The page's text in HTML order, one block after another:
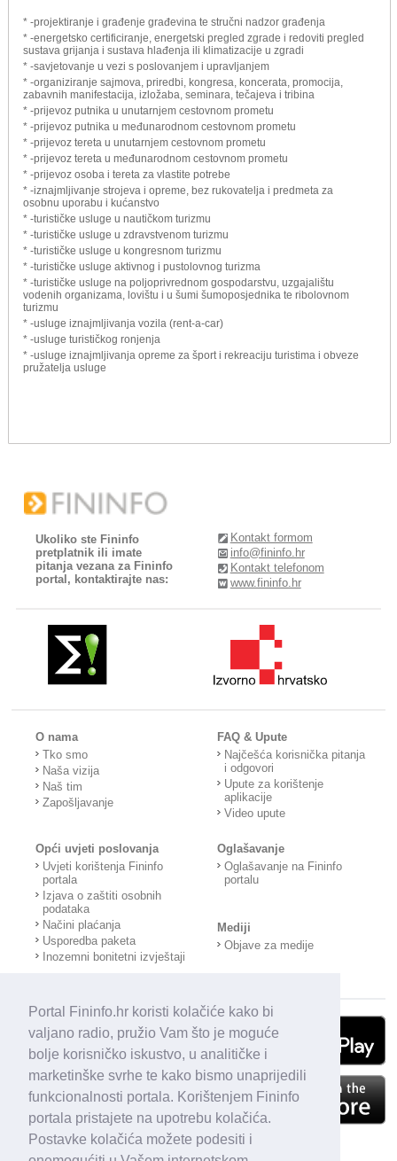
Portal Fininfo.hr koristi kolačiće kako bi
valjano radio, pružio Vam što je moguće
bolje korisničko iskustvo, u analitičke i
marketinške svrhe te kako bismo unaprijedili
funkcionalnosti portala. Korištenjem Fininfo
portala pristajete na upotrebu kolačića.
Postavke kolačića možete podesiti i
* -projektiranje i građenje građevina te stručni nadzor građenja
* -energetsko certificiranje, energetski pregled zgrade i redoviti pregled
sustava grijanja i sustava hlađenja ili klimatizacije u zgradi
* -savjetovanje u vezi s poslovanjem i upravljanjem
* -organiziranje sajmova, priredbi, kongresa, koncerata, promocija,
zabavnih manifestacija, izložaba, seminara, tečajeva i tribina
* -prijevoz putnika u unutarnjem cestovnom prometu
* -prijevoz putnika u međunarodnom cestovnom prometu
* -prijevoz tereta u unutarnjem cestovnom prometu
* -prijevoz tereta u međunarodnom cestovnom prometu
* -prijevoz osoba i tereta za vlastite potrebe
* -iznajmljivanje strojeva i opreme, bez rukovatelja i predmeta za
osobnu uporabu i kućanstvo
* -turističke usluge u nautičkom turizmu
* -turističke usluge u zdravstvenom turizmu
* -turističke usluge u kongresnom turizmu
* -turističke usluge aktivnog i pustolovnog turizma
* -turističke usluge na poljoprivrednom gospodarstvu, uzgajalištu
vodenih organizama, lovištu i u šumi šumoposjednika te ribolovnom
turizmu
* -usluge iznajmljivanja vozila (rent-a-car)
* -usluge turističkog ronjenja
* -usluge iznajmljivanja opreme za šport i rekreaciju turistima i obveze
pružatelja usluge
Ukoliko ste Fininfo
pretplatnik ili imate
pitanja vezana za Fininfo
portal, kontaktirajte nas:
Kontakt formom
info@fininfo.hr
Kontakt telefonom
www.fininfo.hr
O nama
Tko smo
Naša vizija
Naš tim
Zapošljavanje
FAQ & Upute
Najčešća korisnička pitanja
i odgovori
Upute za korištenje
aplikacije
Video upute
Opći uvjeti poslovanja
Uvjeti korištenja Fininfo
portala
Izjava o zaštiti osobnih
podataka
Načini plaćanja
Usporedba paketa
Inozemni bonitetni izvještaji
Oglašavanje
Oglašavanje na Fininfo
portalu
Mediji
Objave za medije